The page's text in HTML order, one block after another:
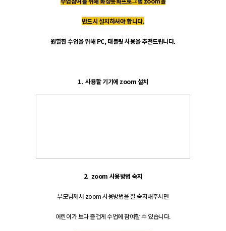
반드시 설치하셔야 합니다.
원할한 수업을 위해 PC, 태블릿 사용을 추천드립니다.
1. 사용할 기기에 zoom 설치
2. zoom 사용방법 숙지
부모님께서 zoom 사용방법을 잘 숙지해주시면
어린이가 보다 즐겁게 수업에 참여할 수 있습니다.